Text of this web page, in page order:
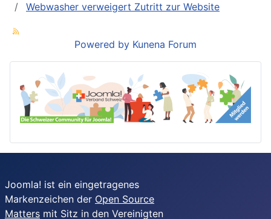
Webwasher verweigert Zutritt zur Website
Powered by Kunena Forum
Joomla! ist ein eingetragenes
Markenzeichen der Open Source
Matters mit Sitz in den Vereinigten